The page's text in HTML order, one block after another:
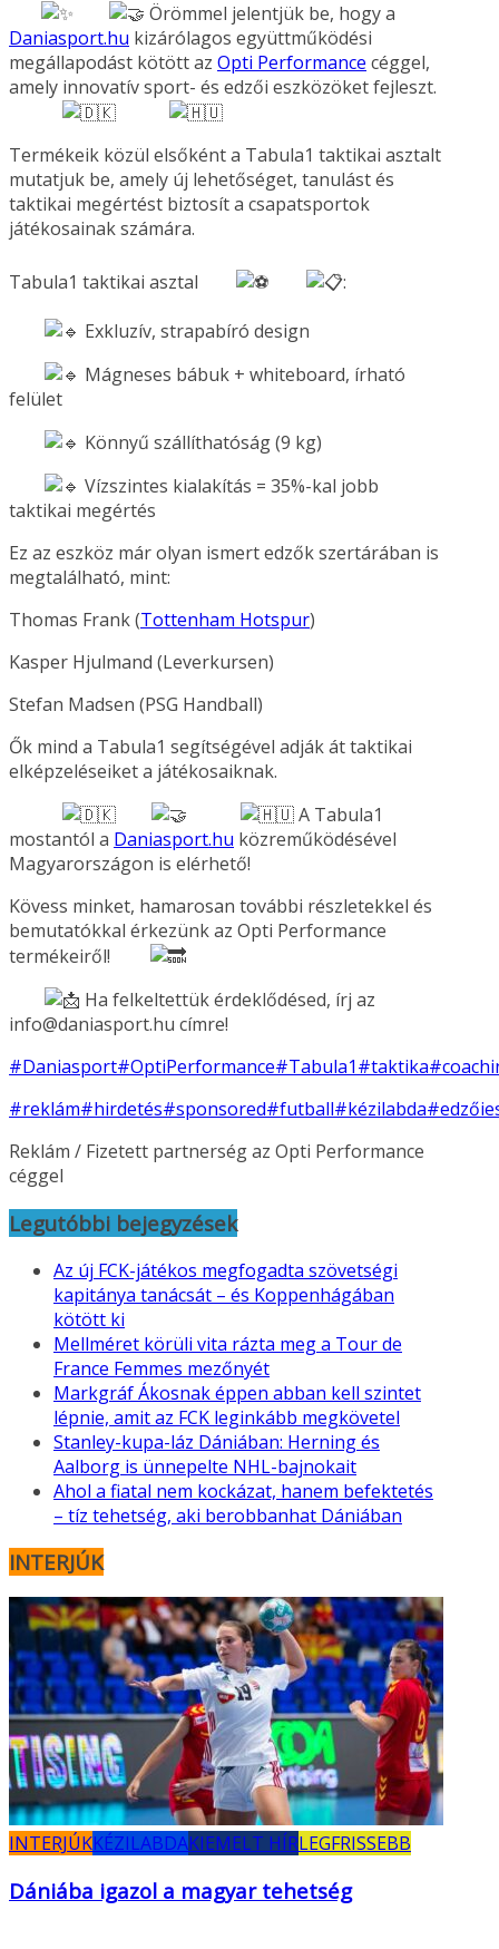
Örömmel jelentjük be, hogy a
Daniasport.hu kizárólagos együttműködési
megállapodást kötött az Opti Performance céggel,
amely innovatív sport- és edzői eszközöket fejleszt.
Termékeik közül elsőként a Tabula1 taktikai asztalt
mutatjuk be, amely új lehetőséget, tanulást és
taktikai megértést biztosít a csapatsportok
játékosainak számára.
Tabula1 taktikai asztal
:
Exkluzív, strapabíró design
Mágneses bábuk + whiteboard, írható
felület
Könnyű szállíthatóság (9 kg)
Vízszintes kialakítás = 35%-kal jobb
taktikai megértés
Ez az eszköz már olyan ismert edzők szertárában is
megtalálható, mint:
Thomas Frank (Tottenham Hotspur)
Kasper Hjulmand (Leverkursen)
Stefan Madsen (PSG Handball)
Ők mind a Tabula1 segítségével adják át taktikai
elképzeléseiket a játékosaiknak.
A Tabula1
mostantól a Daniasport.hu közreműködésével
Magyarországon is elérhető!
Kövess minket, hamarosan további részletekkel és
bemutatókkal érkezünk az Opti Performance
termékeiről!
Ha felkeltettük érdeklődésed, írj az
info@daniasport.hu címre!
#Daniasport#OptiPerformance#Tabula1#taktika
#reklám#hirdetés#sponsored#futball#kézilabda
Reklám / Fizetett partnerség az Opti Performance
céggel
Legutóbbi bejegyzések
Az új FCK-játékos megfogadta szövetségi
kapitánya tanácsát – és Koppenhágában
kötött ki
Mellméret körüli vita rázta meg a Tour de
France Femmes mezőnyét
Markgráf Ákosnak éppen abban kell szintet
lépnie, amit az FCK leginkább megkövetel
Stanley-kupa-láz Dániában: Herning és
Aalborg is ünnepelte NHL-bajnokait
Ahol a fiatal nem kockázat, hanem befektetés
– tíz tehetség, aki berobbanhat Dániában
INTERJÚK
INTERJÚKKÉZILABDAKIEMELT HÍRLEGFRISSEBB
Dániába igazol a magyar tehetség